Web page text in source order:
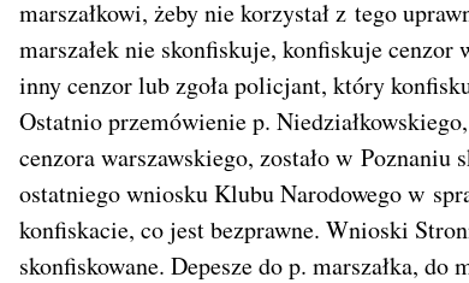
marszałkowi, żeby nie korzystał z tego
marszałek nie skonfiskuje, konfiskuje
inny cenzor lub zgoła policjant, który
Ostatnio przemówienie p.
cenzora warszawskiego, zostało w
ostatniego wniosku Klubu Narodowego w
konfiskacie, co jest bezprawne. Wnioski
skonfiskowane. Depesze do p. marszałka,